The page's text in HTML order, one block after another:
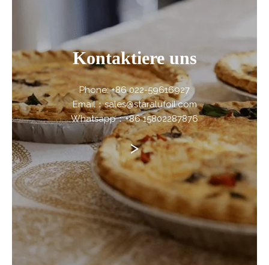
Kontaktiere uns
Phone: +86 022-59616927
Email：sales@staralufoil.com
Whatsapp：+86 15802287876
>